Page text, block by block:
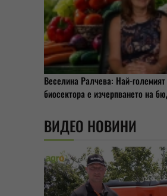
Веселина Ралчева: Най-
биосектора е изчерпването на
ВИДЕО НОВИНИ